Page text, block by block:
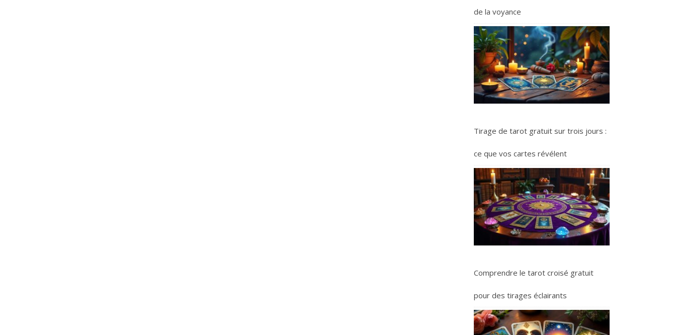
de la voyance
Tirage de tarot gratuit sur trois jours :
ce que vos cartes révélent
Comprendre le tarot croisé gratuit
pour des tirages éclairants